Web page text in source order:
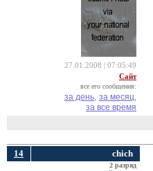
27.01.2008 | 07:05:49
Сайт
все его сообщения:
за день, за месяц,
за все время
14 chich
2 разряд